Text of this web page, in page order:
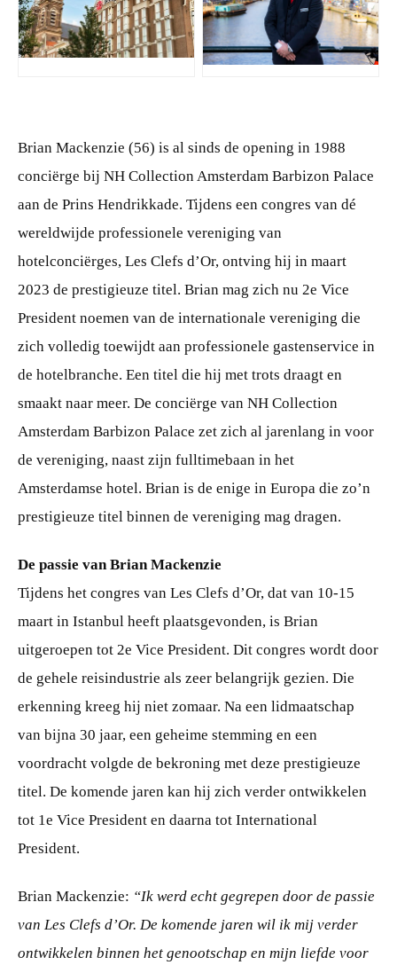
JPG JPG
Brian Mackenzie (56) is al sinds de opening in 1988
conciërge bij NH Collection Amsterdam Barbizon Palace
aan de Prins Hendrikkade. Tijdens een congres van dé
wereldwijde professionele vereniging van
hotelconciërges, Les Clefs d’Or, ontving hij in maart
2023 de prestigieuze titel. Brian mag zich nu 2e Vice
President noemen van de internationale vereniging die
zich volledig toewijdt aan professionele gastenservice in
de hotelbranche. Een titel die hij met trots draagt en
smaakt naar meer. De conciërge van NH Collection
Amsterdam Barbizon Palace zet zich al jarenlang in voor
de vereniging, naast zijn fulltimebaan in het
Amsterdamse hotel. Brian is de enige in Europa die zo’n
prestigieuze titel binnen de vereniging mag dragen.
De passie van Brian Mackenzie
Tijdens het congres van Les Clefs d’Or, dat van 10-15
maart in Istanbul heeft plaatsgevonden, is Brian
uitgeroepen tot 2e Vice President. Dit congres wordt door
de gehele reisindustrie als zeer belangrijk gezien. Die
erkenning kreeg hij niet zomaar. Na een lidmaatschap
van bijna 30 jaar, een geheime stemming en een
voordracht volgde de bekroning met deze prestigieuze
titel. De komende jaren kan hij zich verder ontwikkelen
tot 1e Vice President en daarna tot International
President.
Brian Mackenzie: “Ik werd echt gegrepen door de passie
van Les Clefs d’Or. De komende jaren wil ik mij verder
ontwikkelen binnen het genootschap en mijn liefde voor